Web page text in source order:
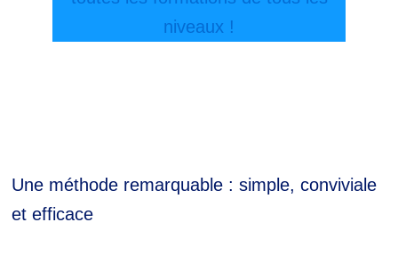
niveaux !
Une méthode remarquable : simple, conviviale
et efficace